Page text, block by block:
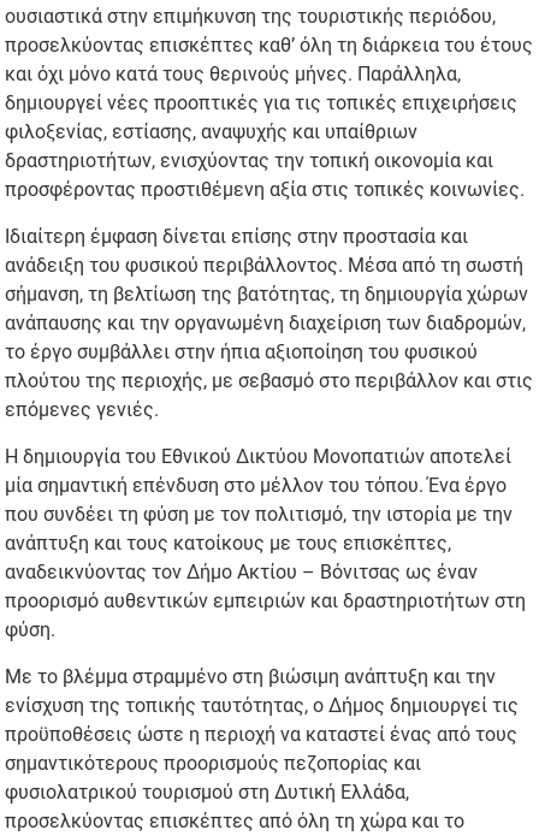
ουσιαστικά στην επιμήκυνση της τουριστικής περιόδου,
προσελκύοντας επισκέπτες καθ’ όλη τη διάρκεια του έτους
και όχι μόνο κατά τους θερινούς μήνες. Παράλληλα,
δημιουργεί νέες προοπτικές για τις τοπικές επιχειρήσεις
φιλοξενίας, εστίασης, αναψυχής και υπαίθριων
δραστηριοτήτων, ενισχύοντας την τοπική οικονομία και
προσφέροντας προστιθέμενη αξία στις τοπικές κοινωνίες.
Ιδιαίτερη έμφαση δίνεται επίσης στην προστασία και
ανάδειξη του φυσικού περιβάλλοντος. Μέσα από τη σωστή
σήμανση, τη βελτίωση της βατότητας, τη δημιουργία χώρων
ανάπαυσης και την οργανωμένη διαχείριση των διαδρομών,
το έργο συμβάλλει στην ήπια αξιοποίηση του φυσικού
πλούτου της περιοχής, με σεβασμό στο περιβάλλον και στις
επόμενες γενιές.
Η δημιουργία του Εθνικού Δικτύου Μονοπατιών αποτελεί
μία σημαντική επένδυση στο μέλλον του τόπου. Ένα έργο
που συνδέει τη φύση με τον πολιτισμό, την ιστορία με την
ανάπτυξη και τους κατοίκους με τους επισκέπτες,
αναδεικνύοντας τον Δήμο Ακτίου – Βόνιτσας ως έναν
προορισμό αυθεντικών εμπειριών και δραστηριοτήτων στη
φύση.
Με το βλέμμα στραμμένο στη βιώσιμη ανάπτυξη και την
ενίσχυση της τοπικής ταυτότητας, ο Δήμος δημιουργεί τις
προϋποθέσεις ώστε η περιοχή να καταστεί ένας από τους
σημαντικότερους προορισμούς πεζοπορίας και
φυσιολατρικού τουρισμού στη Δυτική Ελλάδα,
προσελκύοντας επισκέπτες από όλη τη χώρα και το